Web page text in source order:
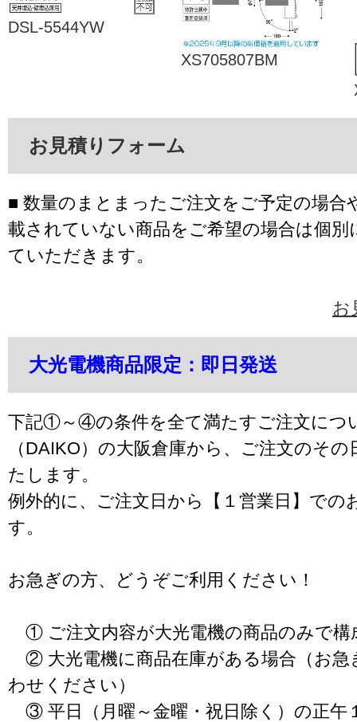
DSL-5544YW
XS705807BM
お見積りフォーム
■ 数量のまとまったご注文をご予定の場合
載されていない商品をご希望の場合は個別
ていただきます。
お
大光電機商品限定：即日発送
下記①～④の条件を全て満たすご注文につ
（DAIKO）の大阪倉庫から、ご注文のそ
たします。
例外的に、ご注文日から【１営業日】での
す。
お急ぎの方、どうぞご利用ください！
① ご注文内容が大光電機の商品のみで構
② 大光電機に商品在庫がある場合（お急
わせください）
③ 平日（月曜～金曜・祝日除く）の正午